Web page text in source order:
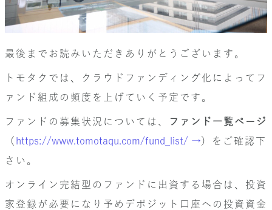
最後までお読みいただきありがとうございます。
トモタクでは、クラウドファンディング化によってフ
ァンド組成の頻度を上げていく予定です。
ファンドの募集状況については、
ファンド一覧ページ
（ https://www.tomotaqu.com/fund_list/ →）をご確認下
さい。
オンライン完結型のファンドに出資する場合は、投資
家登録が必要になり予めデポジット口座への投資資金